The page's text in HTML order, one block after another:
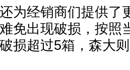
经销商们提供了
免出现破损，按照
损超过5箱，森大